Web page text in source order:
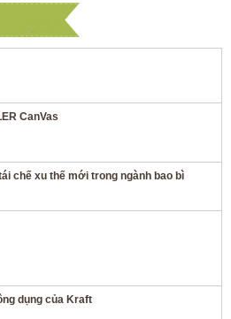
CanVas
chế xu thế mới trong ngành bao bì
dụng của Kraft